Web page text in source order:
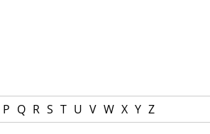
P Q R S T U V W X Y Z